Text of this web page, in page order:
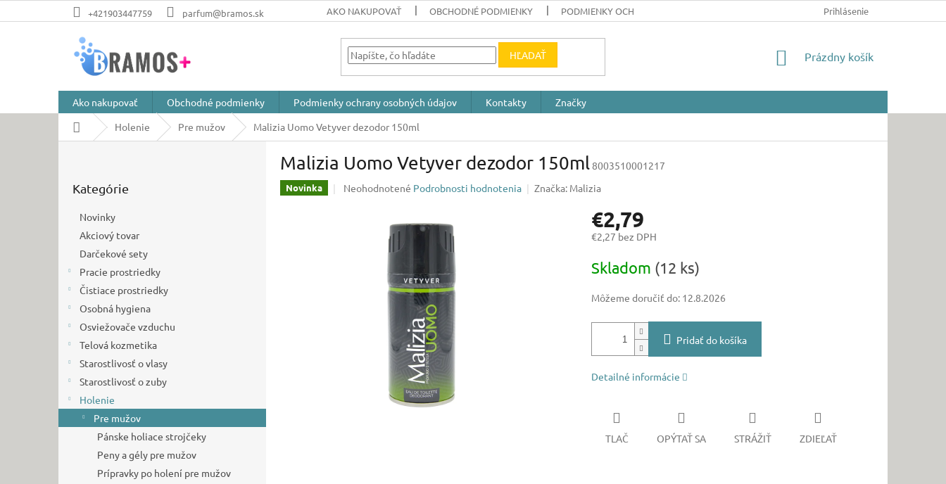
na
+421903447759 parfum@bramos.sk AKO NAKUPOVAŤ OBCHODNÉ PODMIENKY PODMIENKY OCHRANY OSOBNÝCH ÚDAJOV Prihlásenie
HĽADAŤ
NÁKUPNÝ
Prázdny košík
Ako nakupovať Obchodné podmienky Podmienky ochrany osobných údajov Kontakty
Značky
DomovHolenie Pre mužov Malizia Uomo Vetyver dezodor 150ml
kategórie
Kategórie
Novinky
Akciový tovar
Darčekové sety
Pracie prostriedky
Čistiace prostriedky
Osobná hygiena
Osviežovače vzduchu
Telová kozmetika
Starostlivosť o vlasy
Starostlivosť o zuby
Holenie
Pre mužov
Pánske holiace strojčeky
Peny a gély pre mužov
Prípravky po holení pre mužov
Malizia Uomo Vetyver dezodor 150ml8003510001217
Novinka
Priemerné
hviezdičiek.
Neohodnotené Podrobnosti hodnotenia Značka: Malizia
€2,79
€2,27 bez DPH
cena:
Skladom (12 ks)
Môžeme doručiť do: 12.8.2026
Pridať do košíka
Detailné informácie
TLAČ OPÝTAŤ SA STRÁŽIŤ ZDIEĽAŤ